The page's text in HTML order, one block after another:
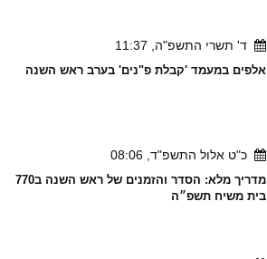
ד' תשרי התשפ"ה, 11:37
אלפים במעמד 'קבלת פ"נים' בערב ראש השנה
כ"ט אלול התשפ"ד, 08:06
מדריך מלא: הסדר והזמנים של ראש השנה ב770
בית משיח תשפ״ה